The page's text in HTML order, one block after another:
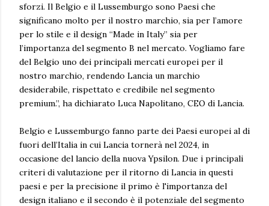
sforzi. Il Belgio e il Lussemburgo sono Paesi che
significano molto per il nostro marchio, sia per l’amore
per lo stile e il design “Made in Italy” sia per
l’importanza del segmento B nel mercato. Vogliamo fare
del Belgio uno dei principali mercati europei per il
nostro marchio, rendendo Lancia un marchio
desiderabile, rispettato e credibile nel segmento
premium.”, ha dichiarato Luca Napolitano, CEO di Lancia.
Belgio e Lussemburgo fanno parte dei Paesi europei al di
fuori dell’Italia in cui Lancia tornerà nel 2024, in
occasione del lancio della nuova Ypsilon. Due i principali
criteri di valutazione per il ritorno di Lancia in questi
paesi e per la precisione il primo è l'importanza del
design italiano e il secondo è il potenziale del segmento